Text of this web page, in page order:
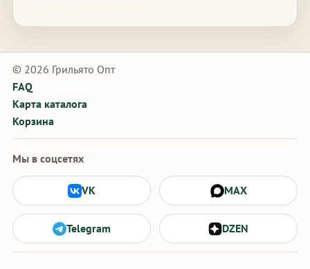
© 2026 Грильято Опт
FAQ
Карта каталога
Корзина
Мы в соцсетях
VK MAX
Telegram DZEN